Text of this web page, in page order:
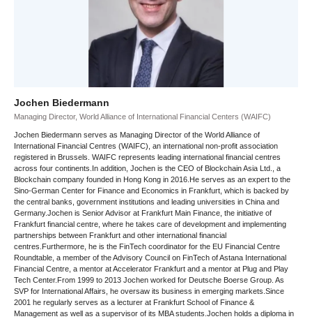
Jochen Biedermann
Managing Director, World Alliance of International Financial Centers (WAIFC)
Jochen Biedermann serves as Managing Director of the World Alliance of
International Financial Centres (WAIFC), an international non-profit association
registered in Brussels. WAIFC represents leading international financial centres
across four continents.In addition, Jochen is the CEO of Blockchain Asia Ltd., a
Blockchain company founded in Hong Kong in 2016.He serves as an expert to the
Sino-German Center for Finance and Economics in Frankfurt, which is backed by
the central banks, government institutions and leading universities in China and
Germany.Jochen is Senior Advisor at Frankfurt Main Finance, the initiative of
Frankfurt financial centre, where he takes care of development and implementing
partnerships between Frankfurt and other international financial
centres.Furthermore, he is the FinTech coordinator for the EU Financial Centre
Roundtable, a member of the Advisory Council on FinTech of Astana International
Financial Centre, a mentor at Accelerator Frankfurt and a mentor at Plug and Play
Tech Center.From 1999 to 2013 Jochen worked for Deutsche Boerse Group. As
SVP for International Affairs, he oversaw its business in emerging markets.Since
2001 he regularly serves as a lecturer at Frankfurt School of Finance &
Management as well as a supervisor of its MBA students.Jochen holds a diploma in